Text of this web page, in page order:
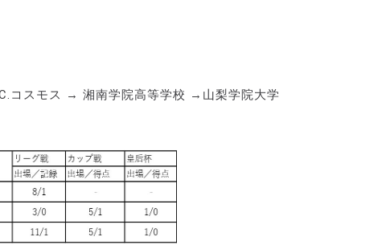
コスモス → 湘南学院高等学校 →山梨学院大学